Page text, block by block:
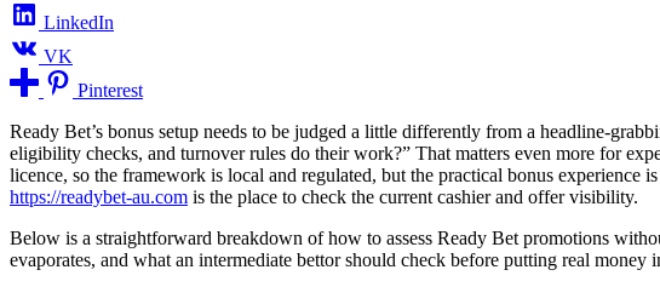
LinkedIn
VK
Pinterest
Ready Bet’s bonus setup needs to be judged a little differently from a headline-
eligibility checks, and turnover rules do their work?” That matters even more for
licence, so the framework is local and regulated, but the practical bonus
https://readybet-au.com is the place to check the current cashier and offer visibility.
Below is a straightforward breakdown of how to assess Ready Bet promotions
evaporates, and what an intermediate bettor should check before putting real money